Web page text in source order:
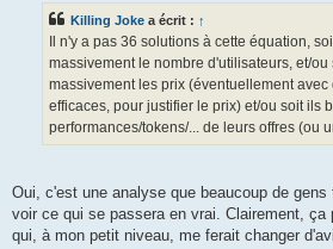
Killing Joke a écrit : ↑
Il n'y a pas 36 solutions à cette équation,
massivement le nombre d'utilisateurs, et/
massivement les prix (éventuellement
efficaces, pour justifier le prix) et/ou soit ils
performances/tokens/... de leurs offres (ou
Oui, c'est une analyse que beaucoup de
voir ce qui se passera en vrai. Clairement, ça
qui, à mon petit niveau, me ferait changer